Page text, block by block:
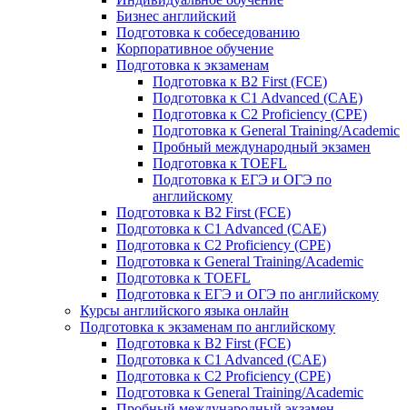
Бизнес английский
Подготовка к собеседованию
Корпоративное обучение
Подготовка к экзаменам
Подготовка к B2 First (FCE)
Подготовка к C1 Advanced (CAE)
Подготовка к C2 Proficiency (CPE)
Подготовка к General Training/Academic
Пробный международный экзамен
Подготовка к TOEFL
Подготовка к ЕГЭ и ОГЭ по
английскому
Подготовка к B2 First (FCE)
Подготовка к C1 Advanced (CAE)
Подготовка к C2 Proficiency (CPE)
Подготовка к General Training/Academic
Подготовка к TOEFL
Подготовка к ЕГЭ и ОГЭ по английскому
Курсы английского языка онлайн
Подготовка к экзаменам по английскому
Подготовка к B2 First (FCE)
Подготовка к C1 Advanced (CAE)
Подготовка к C2 Proficiency (CPE)
Подготовка к General Training/Academic